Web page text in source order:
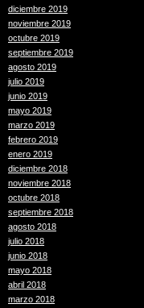
diciembre 2019
noviembre 2019
octubre 2019
septiembre 2019
agosto 2019
julio 2019
junio 2019
mayo 2019
marzo 2019
febrero 2019
enero 2019
diciembre 2018
noviembre 2018
octubre 2018
septiembre 2018
agosto 2018
julio 2018
junio 2018
mayo 2018
abril 2018
marzo 2018